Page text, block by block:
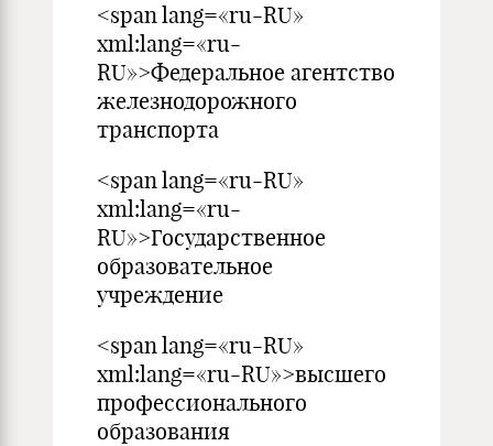
<span lang=«ru-RU»
xml:lang=«ru-
RU»>Федеральное агентство
железнодорожного
транспорта
<span lang=«ru-RU»
xml:lang=«ru-
RU»>Государственное
образовательное
учреждение
<span lang=«ru-RU»
xml:lang=«ru-RU»>высшего
профессионального
образования